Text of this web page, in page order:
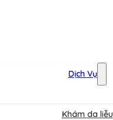
Dịch Vụ
Khám da liễu